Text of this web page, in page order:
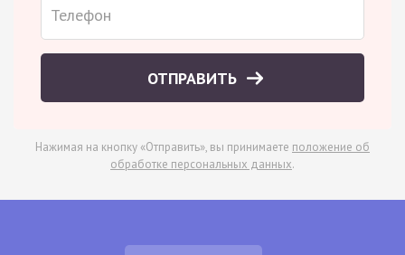
ОТПРАВИТЬ
Нажимая на кнопку «Отправить», вы принимаете положение об
обработке персональных данных.